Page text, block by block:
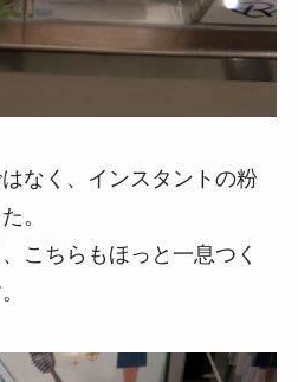
なく、インスタントの粉
。
こちらもほっと一息つく